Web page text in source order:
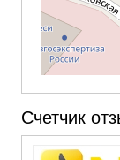
Счетчик